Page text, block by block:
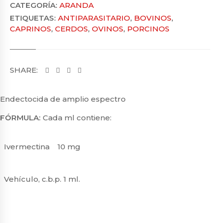
CATEGORÍA: ARANDA
ETIQUETAS: ANTIPARASITARIO, BOVINOS,
CAPRINOS, CERDOS, OVINOS, PORCINOS
SHARE:
Endectocida de amplio espectro
FÓRMULA: Cada ml contiene:
Ivermectina 10 mg
Vehículo, c.b.p. 1 ml.